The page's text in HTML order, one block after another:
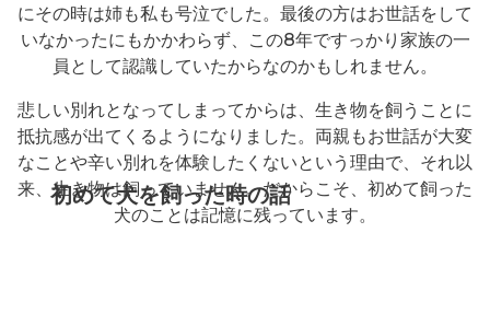
初めて犬を飼った時の話
にその時は姉も私も号泣でした。最後の方はお世話をして
いなかったにもかかわらず、この8年ですっかり家族の一
員として認識していたからなのかもしれません。
悲しい別れとなってしまってからは、生き物を飼うことに
抵抗感が出てくるようになりました。両親もお世話が大変
なことや辛い別れを体験したくないという理由で、それ以
来、生き物は飼っていません。だからこそ、初めて飼った
犬のことは記憶に残っています。